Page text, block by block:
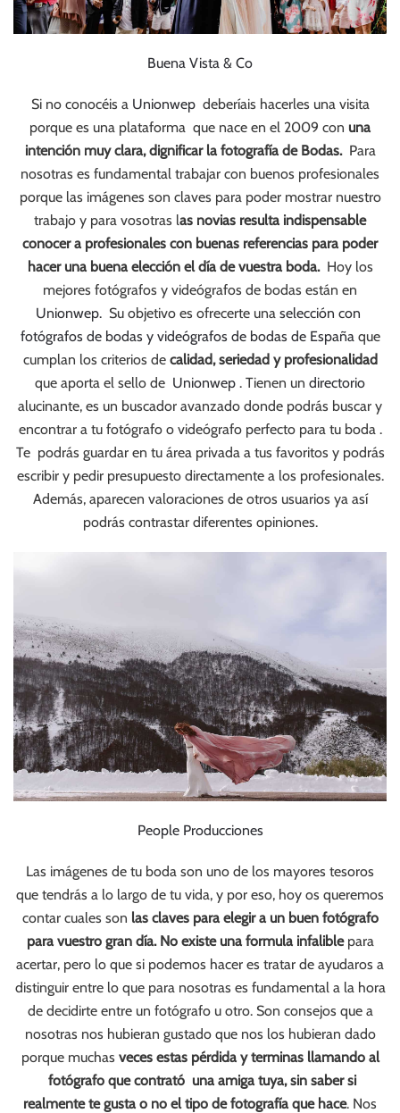
Buena Vista & Co
Si no conocéis a Unionwepdeberíais hacerles una visita
porque es una plataforma que nace en el 2009 con una
intención muy clara, dignificar la fotografía de Bodas.Para
nosotras es fundamental trabajar con buenos profesionales
porque las imágenes son claves para poder mostrar nuestro
trabajo y para vosotras las novias resulta indispensable
conocer a profesionales con buenas referencias para poder
hacer una buena elección el día de vuestra boda.Hoy los
mejores fotógrafos y videógrafos de bodas están en
Unionwep. Su objetivo es ofrecerte una selección con
fotógrafos de bodas y videógrafos de bodas de Españaque
cumplan los criterios de calidad, seriedad y profesionalidad
que aporta el sello de Unionwep . Tienen un directorio
alucinante, es un buscador avanzado donde podrás buscar y
encontrar a tu fotógrafo o videógrafo perfecto para tu boda .
Te podrás guardar en tu área privada a tus favoritos y podrás
escribir y pedir presupuesto directamente a los profesionales.
Además, aparecen valoraciones de otros usuarios ya así
podrás contrastar diferentes opiniones.
People Producciones
Las imágenes de tu boda son uno de los mayores tesoros
que tendrás a lo largo de tu vida, y por eso, hoy os queremos
contar cuales son las claves para elegir a un buen fotógrafo
para vuestro gran día. No existe una formula infaliblepara
acertar, pero lo que si podemos hacer es tratar de ayudaros a
distinguir entre lo que para nosotras es fundamental a la hora
de decidirte entre un fotógrafo u otro. Son consejos que a
nosotras nos hubieran gustado que nos los hubieran dado
porque muchas veces estas pérdida y terminas llamando al
fotógrafo que contrató una amiga tuya, sin saber si
realmente te gusta o no el tipo de fotografía que hace. Nos